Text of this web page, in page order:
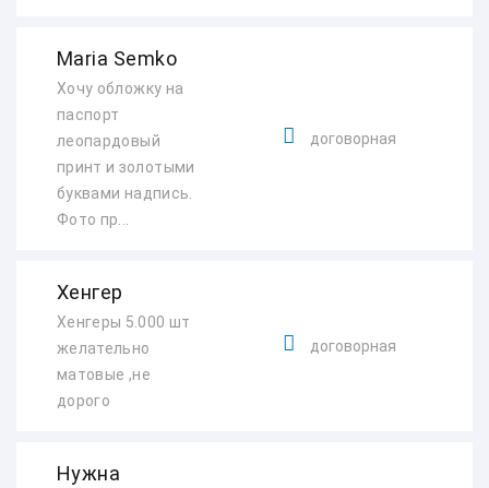
Maria Semko
Хочу обложку на
паспорт
леопардовый
принт и золотыми
буквами надпись.
Фото пр...
договорная
Хенгер
Хенгеры 5.000 шт
желательно
матовые ,не
дорого
договорная
Нужна